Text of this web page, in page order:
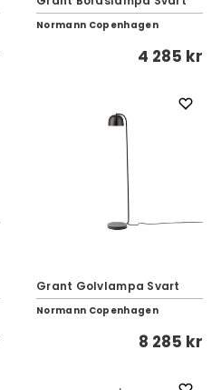
Normann Copenhagen
4 285 kr
Grant Golvlampa Svart
Normann Copenhagen
8 285 kr